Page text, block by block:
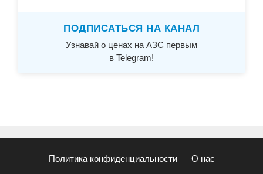
ПОДПИСАТЬСЯ НА КАНАЛ
Узнавай о ценах на АЗС первым
в Telegram!
Политика конфиденциальности О нас